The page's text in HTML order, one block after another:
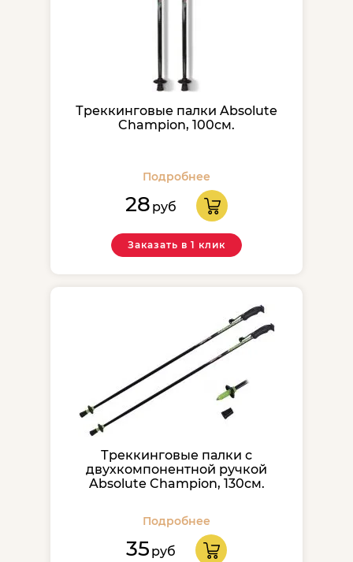
Треккинговые палки Absolute
Champion, 100см.
Подробнее
28 руб
Заказать в 1 клик
Треккинговые палки с
двухкомпонентной ручкой
Absolute Champion, 130см.
Подробнее
35 руб